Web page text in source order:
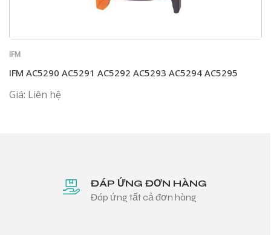
IFM
IFM AC5290 AC5291 AC5292 AC5293 AC5294 AC5295
Giá: Liên hệ
ĐÁP ỨNG ĐƠN HÀNG
Đáp ứng tất cả đơn hàng